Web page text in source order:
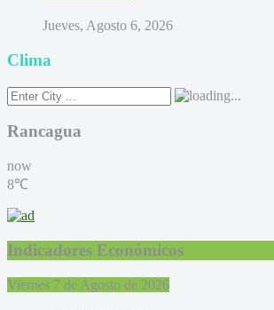
Jueves, Agosto 6, 2026
Clima
Rancagua
now
8℃
Indicadores Económicos
Viernes 7 de Agosto de 2026